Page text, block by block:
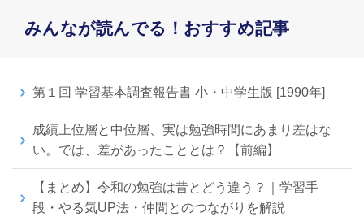
みんなが読んでる！おすすめ記事
第１回 学習基本調査報告書 小・中学生版 [1990年]
成績上位層と中位層、実は勉強時間にあまり差はな
い。では、差があったこととは？【前編】
【まとめ】令和の勉強は昔とどう違う？｜学習手
段・やる気UP法・仲間とのつながりを解説